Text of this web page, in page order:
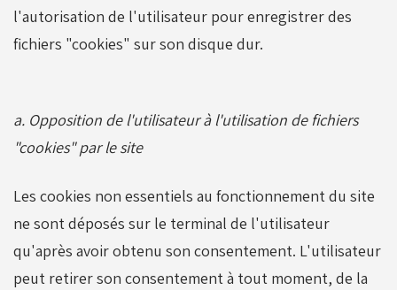
l'autorisation de l'utilisateur pour enregistrer des
fichiers "cookies" sur son disque dur.
a. Opposition de l'utilisateur à l'utilisation de fichiers
"cookies" par le site
Les cookies non essentiels au fonctionnement du site
ne sont déposés sur le terminal de l'utilisateur
qu'après avoir obtenu son consentement. L'utilisateur
peut retirer son consentement à tout moment, de la